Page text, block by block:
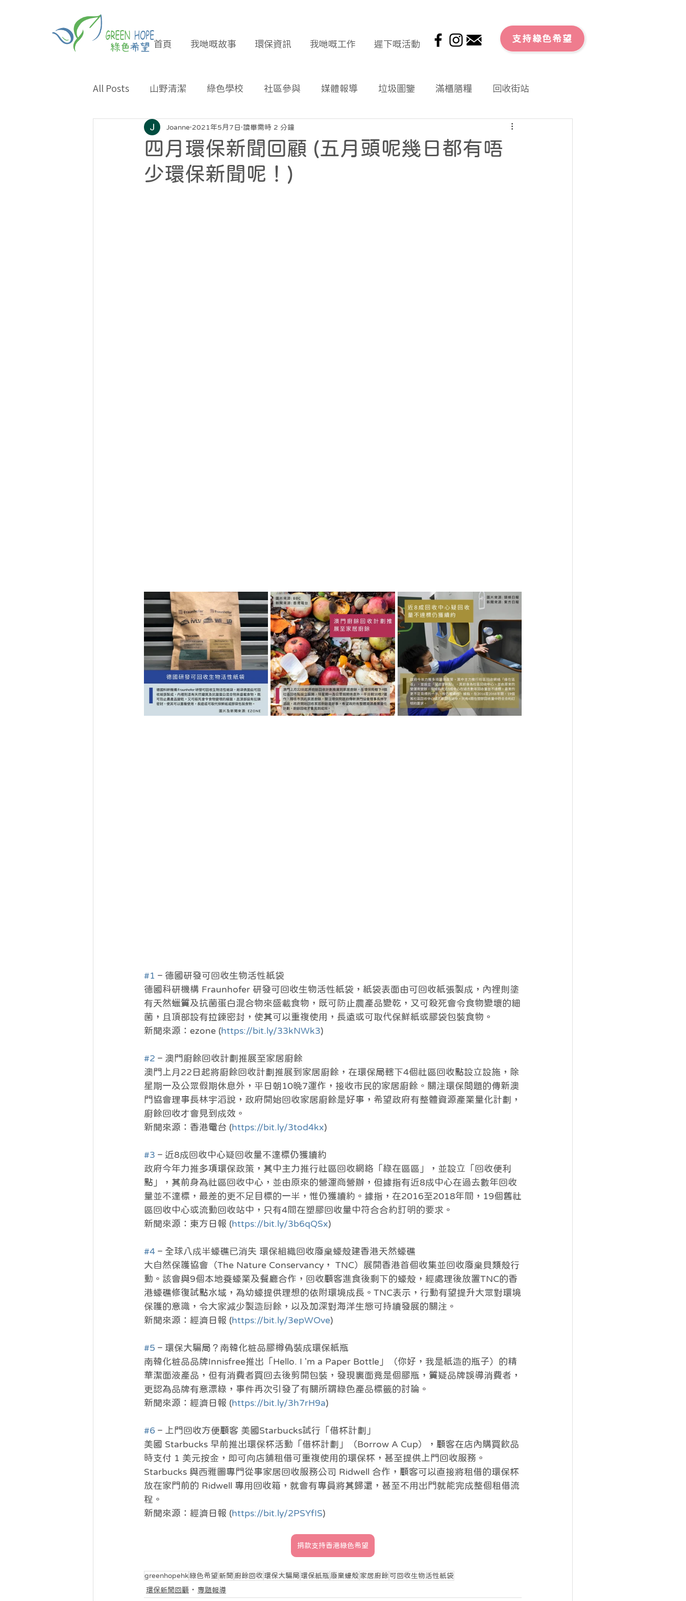
首頁 我哋嘅故事 環保資訊 我哋嘅工作 遲下嘅活動 支持綠色希望
All Posts 山野清潔 綠色學校 社區參與 媒體報導 垃圾圖鑒 滿櫃膳糧 回收街站
專題報導 合作夥伴 社區報 環保新聞回顧 零廢外賣
環保小貼士 招長期義工 海岸清潔
四月環保新聞回顧 (五月頭呢幾日都有唔
少環保新聞呢！)
Joanne 2021年5月7日 讀畢需時 2 分鐘
#1 – 德國研發可回收生物活性紙袋
德國科研機構 Fraunhofer 研發可回收生物活性紙袋，紙袋表面由可回收紙張製成，內裡則塗
有天然蠟質及抗菌蛋白混合物來盛載食物，既可防止農產品變乾，又可殺死會令食物變壞的細
菌，且頂部設有拉鍊密封，使其可以重複使用，長遠或可取代保鮮紙或膠袋包裝食物。
新聞來源：ezone (https://bit.ly/33kNWk3)
#2 – 澳門廚餘回收計劃推展至家居廚餘
澳門上月22日起將廚餘回收計劃推展到家居廚餘，在環保局轄下4個社區回收點設立設施，除
星期一及公眾假期休息外，平日朝10晚7運作，接收市民的家居廚餘。關注環保問題的傳新澳
門協會理事長林宇滔說，政府開始回收家居廚餘是好事，希望政府有整體資源產業量化計劃，
廚餘回收才會見到成效。
新聞來源：香港電台 (https://bit.ly/3tod4kx)
#3 – 近8成回收中心疑回收量不達標仍獲續約
政府今年力推多項環保政策，其中主力推行社區回收網絡「綠在區區」，並設立「回收便利
點」，其前身為社區回收中心，並由原來的營運商營辦，但據指有近8成中心在過去數年回收
量並不達標，最差的更不足目標的一半，惟仍獲續約。據指，在2016至2018年間，19個舊社
區回收中心或流動回收站中，只有4間在塑膠回收量中符合合約訂明的要求。
新聞來源：東方日報 (https://bit.ly/3b6qQSx)
#4 – 全球八成半蠔礁已消失 環保組織回收廢棄蠔殼建香港天然蠔礁
大自然保護協會（The Nature Conservancy， TNC）展開香港首個收集並回收廢棄貝類殼行
動。該會與9個本地養蠔業及餐廳合作，回收顧客進食後剩下的蠔殼，經處理後放置TNC的香
港蠔礁修復試點水域，為幼蠔提供理想的依附環境成長。TNC表示，行動有望提升大眾對環境
保護的意識，令大家減少製造厨餘，以及加深對海洋生態可持續發展的關注。
新聞來源：經濟日報 (https://bit.ly/3epWOve)
#5 – 環保大騙局？南韓化粧品膠樽偽裝成環保紙瓶
南韓化粧品品牌Innisfree推出「Hello. I 'm a Paper Bottle」（你好，我是紙造的瓶子）的精
華潔面液產品，但有消費者買回去後剪開包裝，發現裏面竟是個膠瓶，質疑品牌誤導消費者，
更認為品牌有意漂綠，事件再次引發了有關所謂綠色產品標籤的討論。
新聞來源：經濟日報 (https://bit.ly/3h7rH9a)
#6 – 上門回收方便顧客 美國Starbucks試行「借杯計劃」
美國 Starbucks 早前推出環保杯活動「借杯計劃」（Borrow A Cup），顧客在店內購買飲品
時支付 1 美元按金，即可向店舖租借可重複使用的環保杯，甚至提供上門回收服務。
Starbucks 與西雅圖專門從事家居回收服務公司 Ridwell 合作，顧客可以直接將租借的環保杯
放在家門前的 Ridwell 專用回收箱，就會有專員將其歸還，甚至不用出門就能完成整個租借流
程。
新聞來源：經濟日報 (https://bit.ly/2PSYfIS)
捐款支持香港綠色希望
greenhopehk綠色希望 新聞 廚餘回收 環保大騙局 環保紙瓶 廢棄蠔殼 家居廚餘 可回收生物活性紙袋
環保新聞回顧
專題報導